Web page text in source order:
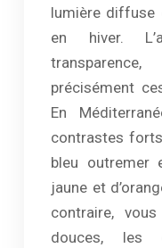
lumière diffuse
en hiver.
précisément
En
contrastes
bleu outremer
jaune et
contraire,
douces, les